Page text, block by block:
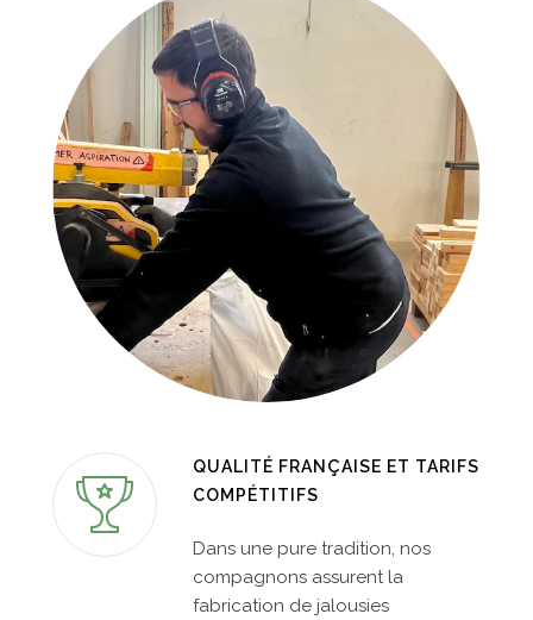
QUALITÉ FRANÇAISE ET TARIFS
COMPÉTITIFS
Dans une pure tradition, nos
compagnons assurent la
fabrication de jalousies